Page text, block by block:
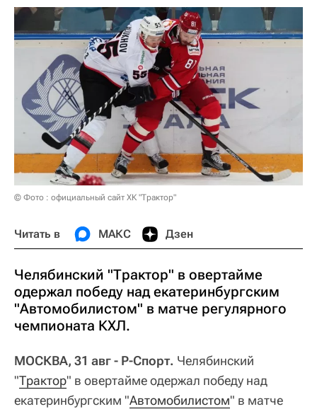
© Фото : официальный сайт ХК "Трактор"
Читать в МАКС Дзен
Челябинский "Трактор" в овертайме
одержал победу над екатеринбургским
"Автомобилистом" в матче регулярного
чемпионата КХЛ.
МОСКВА, 31 авг - Р-Спорт. Челябинский
"Трактор" в овертайме одержал победу над
екатеринбургским "Автомобилистом" в матче